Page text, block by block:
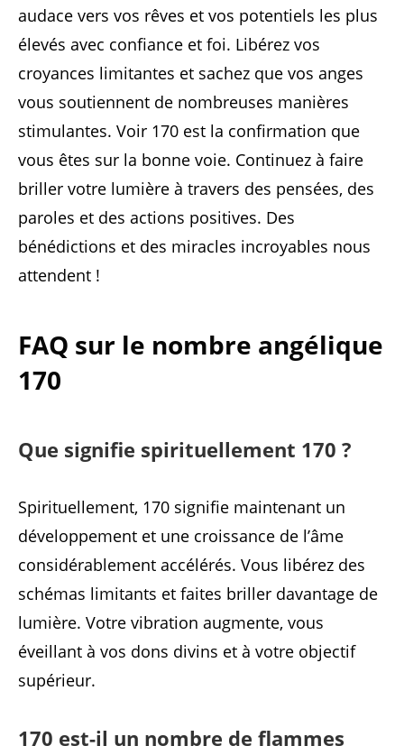
audace vers vos rêves et vos potentiels les plus
élevés avec confiance et foi. Libérez vos
croyances limitantes et sachez que vos anges
vous soutiennent de nombreuses manières
stimulantes. Voir 170 est la confirmation que
vous êtes sur la bonne voie. Continuez à faire
briller votre lumière à travers des pensées, des
paroles et des actions positives. Des
bénédictions et des miracles incroyables nous
attendent !
FAQ sur le nombre angélique
170
Que signifie spirituellement 170 ?
Spirituellement, 170 signifie maintenant un
développement et une croissance de l’âme
considérablement accélérés. Vous libérez des
schémas limitants et faites briller davantage de
lumière. Votre vibration augmente, vous
éveillant à vos dons divins et à votre objectif
supérieur.
170 est-il un nombre de flammes